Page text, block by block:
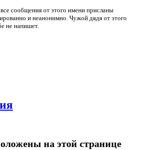
сообщения от этого имени присланы
и неанонимно. Чужой дядя от этого
не напишет.
на этой странице